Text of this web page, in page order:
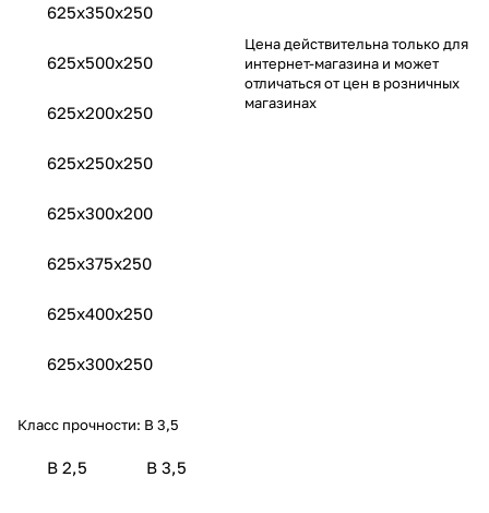
625x350x250
625x500x250
625x200x250
625x250x250
625x300х200
625x375x250
625x400x250
625x300x250
Класс прочности: B 3,5
B 2,5 B 3,5
Цена действительна только для
интернет-магазина и может
отличаться от цен в розничных
магазинах